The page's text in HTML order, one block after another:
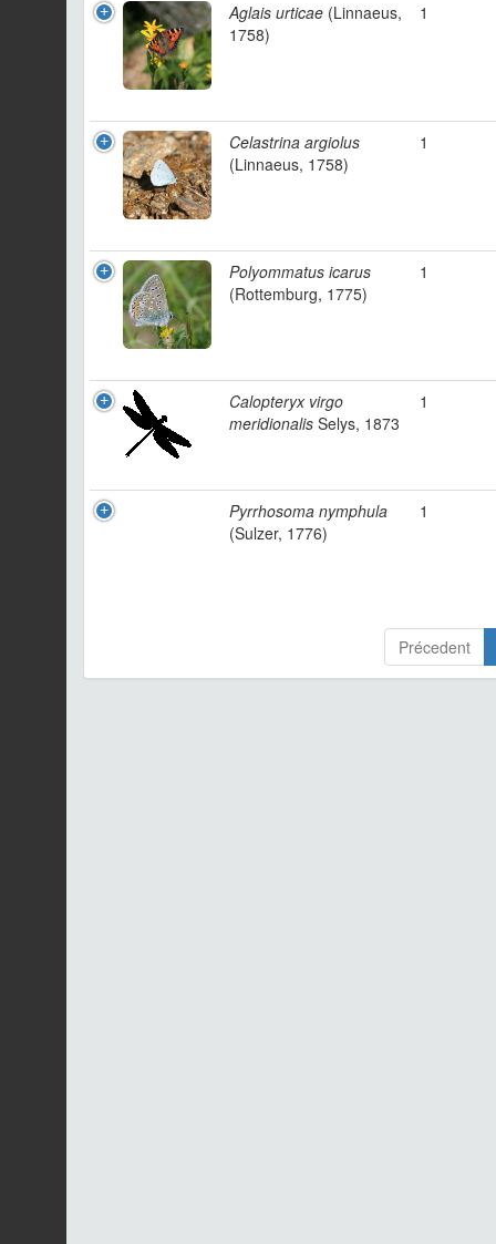
Aglais urticae (Linnaeus,
1758)
1
Celastrina argiolus
(Linnaeus, 1758)
1
Polyommatus icarus
(Rottemburg, 1775)
1
Calopteryx virgo
meridionalis Selys, 1873
1
Pyrrhosoma nymphula
(Sulzer, 1776)
1
Précedent